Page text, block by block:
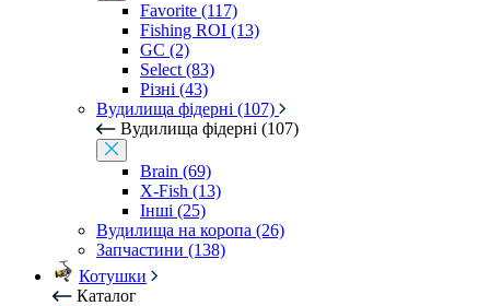
Favorite (117)
Fishing ROI (13)
GC (2)
Select (83)
Різні (43)
Вудилища фідерні (107)
Вудилища фідерні (107)
Brain (69)
X-Fish (13)
Інші (25)
Вудилища на коропа (26)
Запчастини (138)
Котушки
Каталог